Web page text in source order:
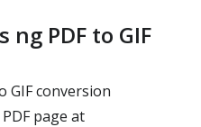
ng PDF to GIF
GIF conversion
page at